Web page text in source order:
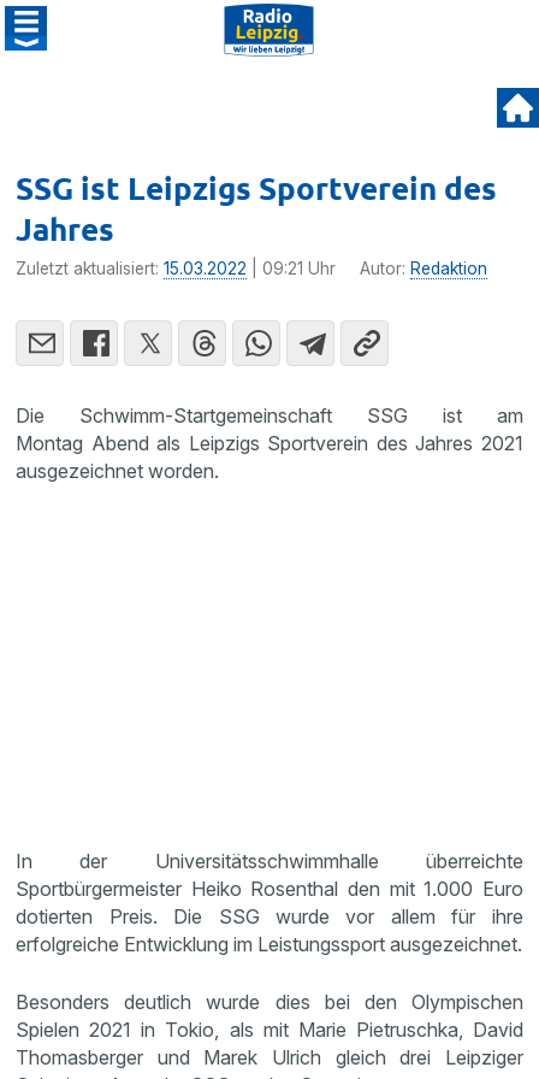
SSG ist Leipzigs Sportverein des
Jahres
Zuletzt aktualisiert:15.03.2022 | 09:21 Uhr Autor: Redaktion
Die Schwimm-Startgemeinschaft SSG ist am
Montag Abend als Leipzigs Sportverein des Jahres 2021
ausgezeichnet worden.
In der Universitätsschwimmhalle überreichte
Sportbürgermeister Heiko Rosenthal den mit 1.000 Euro
dotierten Preis. Die SSG wurde vor allem für ihre
erfolgreiche Entwicklung im Leistungssport ausgezeichnet.
Besonders deutlich wurde dies bei den Olympischen
Spielen 2021 in Tokio, als mit Marie Pietruschka, David
Thomasberger und Marek Ulrich gleich drei Leipziger